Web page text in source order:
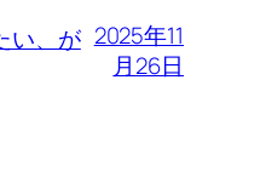
、が 2025年11
月26日